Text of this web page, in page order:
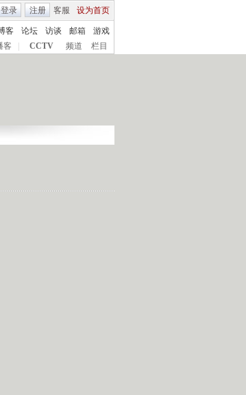
客服 设为首页
登录 注册
客 论坛 访谈 邮箱
游戏
客 CCTV 频道 栏目